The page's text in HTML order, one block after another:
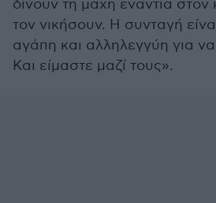
δίνουν τη μάχη ενάντια στον
τον νικήσουν. Η συνταγή
αγάπη και αλληλεγγύη για
Και είμαστε μαζί τους».